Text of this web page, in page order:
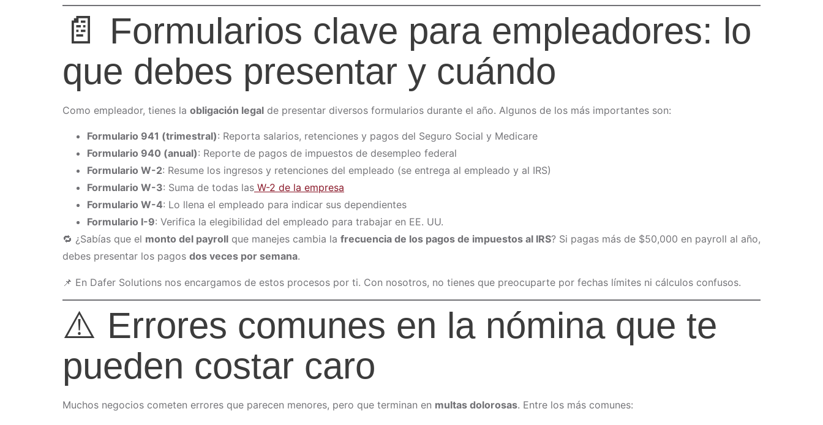
📄 Formularios clave para empleadores: lo
que debes presentar y cuándo
Como empleador, tienes la obligación legal de presentar diversos formularios durante el año. Algunos de los más importantes son:
Formulario 941 (trimestral): Reporta salarios, retenciones y pagos del Seguro Social y Medicare
Formulario 940 (anual): Reporte de pagos de impuestos de desempleo federal
Formulario W-2: Resume los ingresos y retenciones del empleado (se entrega al empleado y al IRS)
Formulario W-3: Suma de todas las W-2 de la empresa
Formulario W-4: Lo llena el empleado para indicar sus dependientes
Formulario I-9: Verifica la elegibilidad del empleado para trabajar en EE. UU.
🔁 ¿Sabías que el monto del payroll que manejes cambia la frecuencia de los pagos de impuestos al IRS? Si pagas más de $50,000 en payroll al año,
debes presentar los pagos dos veces por semana.
📌 En Dafer Solutions nos encargamos de estos procesos por ti. Con nosotros, no tienes que preocuparte por fechas límites ni cálculos confusos.
⚠️ Errores comunes en la nómina que te
pueden costar caro
Muchos negocios cometen errores que parecen menores, pero que terminan en multas dolorosas. Entre los más comunes: